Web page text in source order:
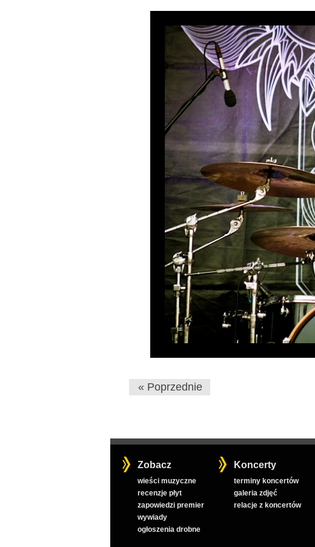
« Poprzednie
Zobacz
wieści muzyczne
recenzje płyt
zapowiedzi premier
wywiady
ogłoszenia drobne
Koncerty
terminy koncertów
galeria zdjęć
relacje z koncertów